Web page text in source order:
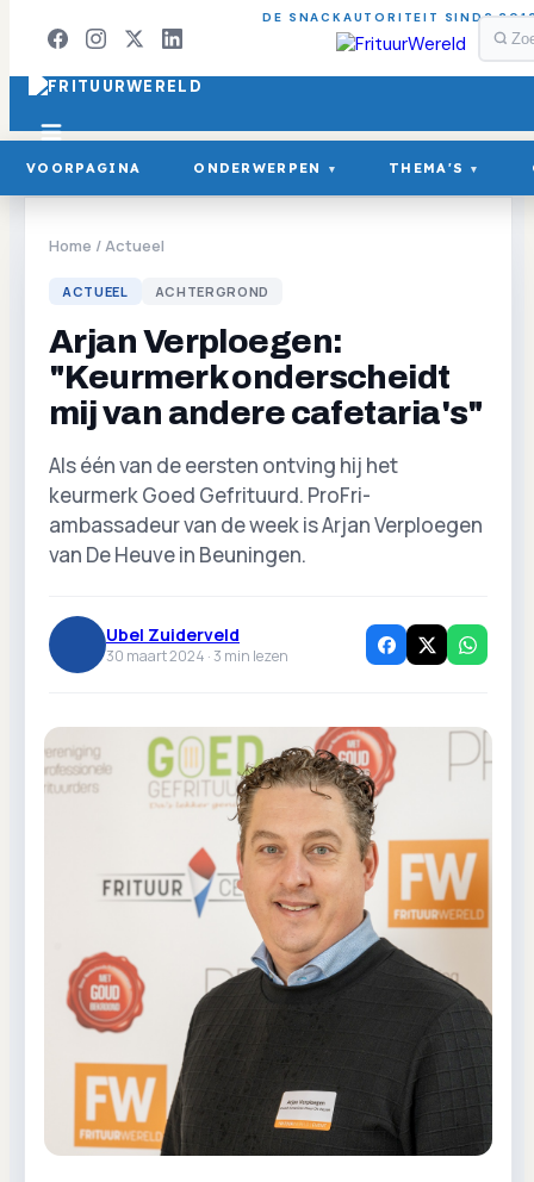
DE SNACKAUTORITEIT SINDS
VOORPAGINA ONDERWERPEN ▾ THEMA'S ▾
Home /Actueel
ACTUEEL ACHTERGROND
Arjan Verploegen:
"Keurmerk onderscheidt
mij van andere cafetaria's"
Als één van de eersten ontving hij het
keurmerk Goed Gefrituurd. ProFri-
ambassadeur van de week is Arjan Verploegen
van De Heuve in Beuningen.
Ubel Zuiderveld
30 maart 2024 ·3 min lezen